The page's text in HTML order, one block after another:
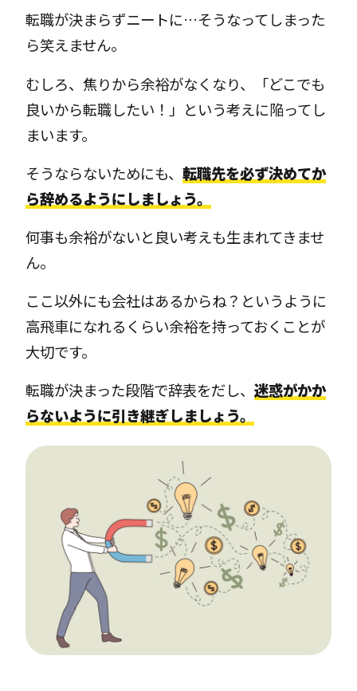
転職が決まらずニートに…そうなってしまった
ら笑えません。
むしろ、焦りから余裕がなくなり、「どこでも
良いから転職したい！」という考えに陥ってし
まいます。
そうならないためにも、転職先を必ず決めてか
ら辞めるようにしましょう。
何事も余裕がないと良い考えも生まれてきませ
ん。
ここ以外にも会社はあるからね？というように
高飛車になれるくらい余裕を持っておくことが
大切です。
転職が決まった段階で辞表をだし、迷惑がかか
らないように引き継ぎしましょう。